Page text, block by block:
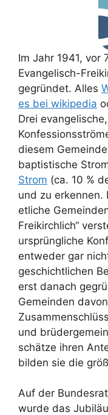
Im Jahr 1941, vor
Evangelisch-
gegründet. Alles
es bei wikipedia
Drei
diesem
baptistische
Strom (ca. 10 %
und zu erkennen.
etliche
Freikirchlich“
ursprüngliche
entweder gar
geschichtlichen
erst danach
Gemeinden
und
schätze ihren
bilden sie die
Auf der
wurde das